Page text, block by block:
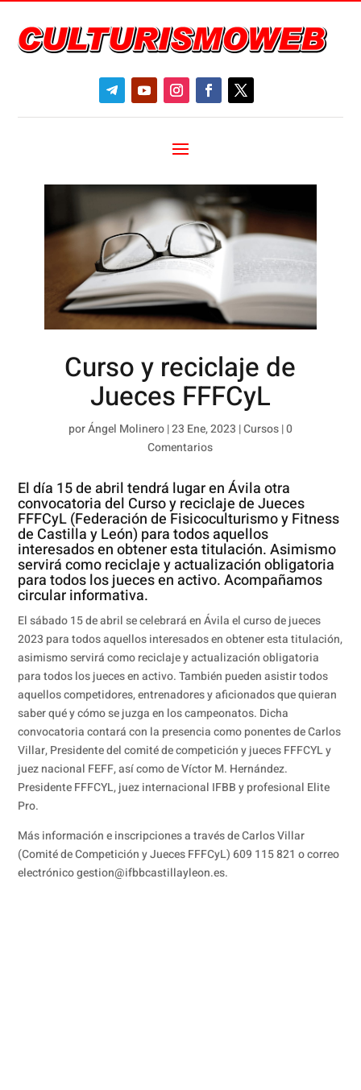
Curso y reciclaje de
Jueces FFFCyL
porÁngel Molinero|23 Ene, 2023 |Cursos|0
Comentarios
El día 15 de abril tendrá lugar en Ávila otra
convocatoria del Curso y reciclaje de Jueces
FFFCyL (Federación de Fisicoculturismo y Fitness
de Castilla y León) para todos aquellos
interesados en obtener esta titulación. Asimismo
servirá como reciclaje y actualización obligatoria
para todos los jueces en activo. Acompañamos
circular informativa.
El sábado 15 de abril se celebrará en Ávila el curso de jueces
2023 para todos aquellos interesados en obtener esta titulación,
asimismo servirá como reciclaje y actualización obligatoria
para todos los jueces en activo. También pueden asistir todos
aquellos competidores, entrenadores y aficionados que quieran
saber qué y cómo se juzga en los campeonatos. Dicha
convocatoria contará con la presencia como ponentes de Carlos
Villar, Presidente del comité de competición y jueces FFFCYL y
juez nacional FEFF, así como de Víctor M. Hernández.
Presidente FFFCYL, juez internacional IFBB y profesional Elite
Pro.
Más información e inscripciones a través de Carlos Villar
(Comité de Competición y Jueces FFFCyL) 609 115 821 o correo
electrónico gestion@ifbbcastillayleon.es.